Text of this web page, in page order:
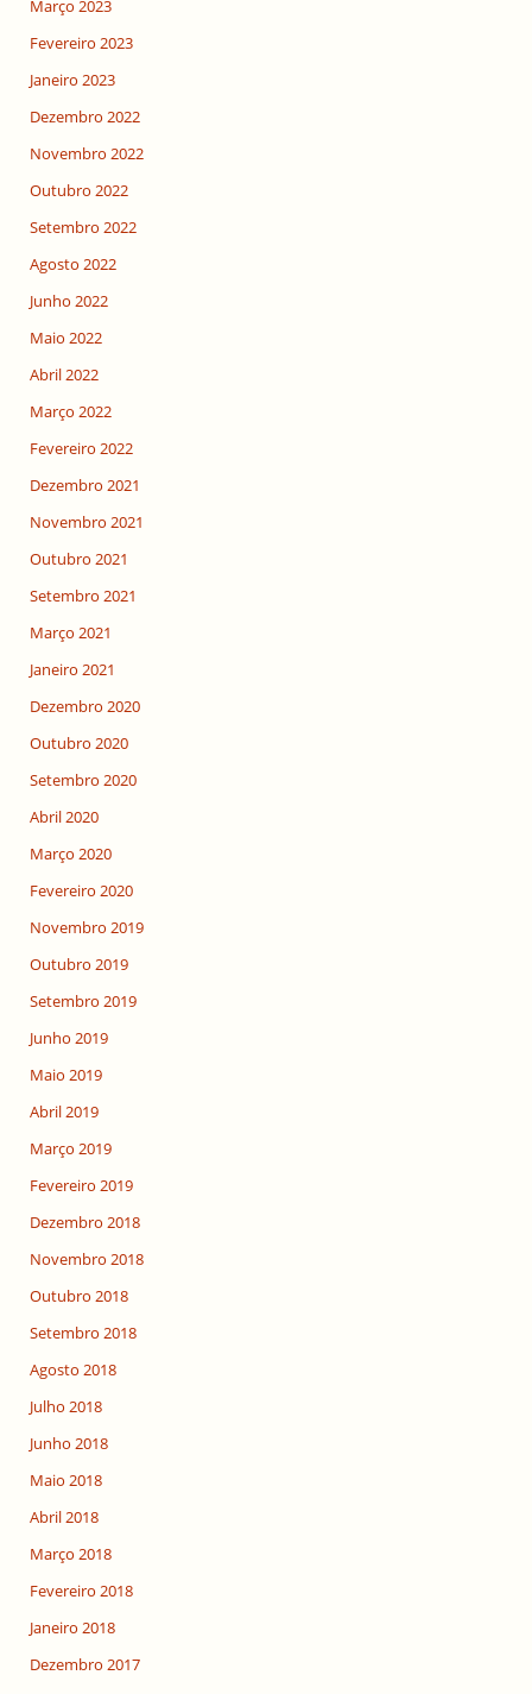
Março 2023
Fevereiro 2023
Janeiro 2023
Dezembro 2022
Novembro 2022
Outubro 2022
Setembro 2022
Agosto 2022
Junho 2022
Maio 2022
Abril 2022
Março 2022
Fevereiro 2022
Dezembro 2021
Novembro 2021
Outubro 2021
Setembro 2021
Março 2021
Janeiro 2021
Dezembro 2020
Outubro 2020
Setembro 2020
Abril 2020
Março 2020
Fevereiro 2020
Novembro 2019
Outubro 2019
Setembro 2019
Junho 2019
Maio 2019
Abril 2019
Março 2019
Fevereiro 2019
Dezembro 2018
Novembro 2018
Outubro 2018
Setembro 2018
Agosto 2018
Julho 2018
Junho 2018
Maio 2018
Abril 2018
Março 2018
Fevereiro 2018
Janeiro 2018
Dezembro 2017